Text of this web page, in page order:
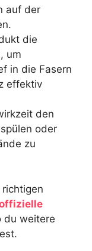
auf der
die
um
in die Fasern
effektiv
den
oder
zu
du weitere